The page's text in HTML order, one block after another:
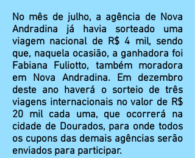
No mês de julho, a agência de Nova
Andradina já havia sorteado uma
viagem nacional de R$ 4 mil, sendo
que, naquela ocasião, a ganhadora foi
Fabiana Fuliotto, também moradora
em Nova Andradina. Em dezembro
deste ano haverá o sorteio de três
viagens internacionais no valor de R$
20 mil cada uma, que ocorrerá na
cidade de Dourados, para onde todos
os cupons das demais agências serão
enviados para participar.